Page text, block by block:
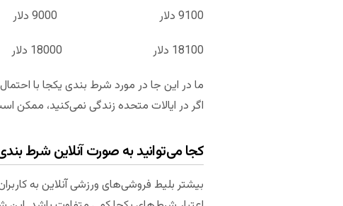
9100 دلار 9000 دلار 7 تیم، 90 به 1
18100 دلار 18000 دلار 8 تیم، 180 به 1
ما در این جا در مورد شرط بندی یکجا با
اگر در ایالات متحده زندگی نمی‌کنید، ممکن
کجا می‌توانید به صورت آنلاین شرط
بیشتر بلیط فروشی‌های ورزشی آنلاین به